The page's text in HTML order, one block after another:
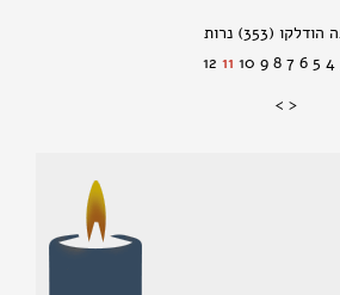
(353)
4
5
6
7
8
9
10
11
12
<
>